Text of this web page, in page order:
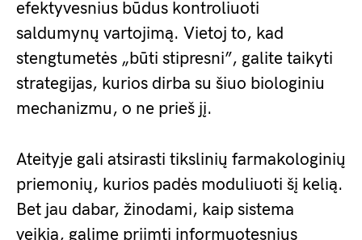
efektyvesnius būdus kontroliuoti
saldumynų vartojimą. Vietoj to, kad
stengtumetės „būti stipresni”, galite taikyti
strategijas, kurios dirba su šiuo biologiniu
mechanizmu, o ne prieš jį.
Ateityje gali atsirasti tikslinių farmakologinių
priemonių, kurios padės moduliuoti šį kelią.
Bet jau dabar, žinodami, kaip sistema
veikia, galime priimti informuotesnius